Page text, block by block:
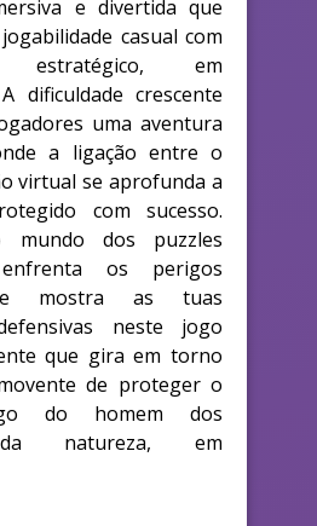
e divertida que
casual com
estratégico, em
dificuldade crescente
uma aventura
a ligação entre o
virtual se aprofunda a
com sucesso.
mundo dos puzzles
enfrenta os perigos
e mostra as tuas
neste jogo
que gira em torno
de proteger o
do homem dos
natureza, em